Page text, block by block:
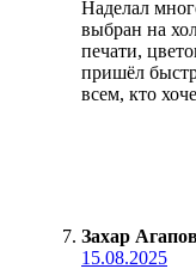
Наделал
выбран на
печати,
пришёл
всем, кто
Захар
15.08.2025